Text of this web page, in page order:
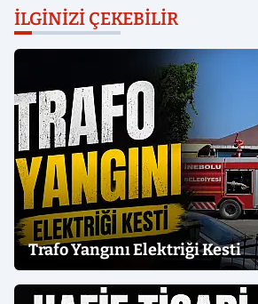
İLGINIZI ÇEKEBILIR
Trafo Yangını Elektriği Kesti